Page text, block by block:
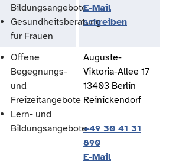
Bildungsangebote
Gesundheitsberatung
für Frauen
E-Mail
schreiben
Offene
Begegnungs-
und
Freizeitangebote
Lern- und
Bildungsangebote
Auguste-
Viktoria-Allee 17
13403 Berlin
Reinickendorf
+49 30 41 31
890
E-Mail